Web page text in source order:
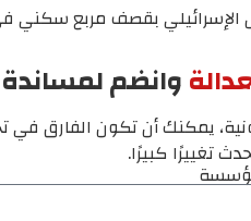
الإسرائيلي بقصف مربع
وانضم لمساندة
يمكنك أن تكون الفارق في
تغييرًا كبيرًا.